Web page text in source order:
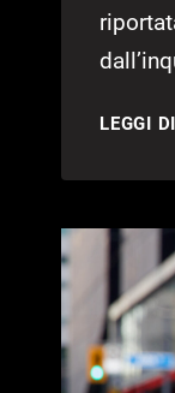
LEGGI